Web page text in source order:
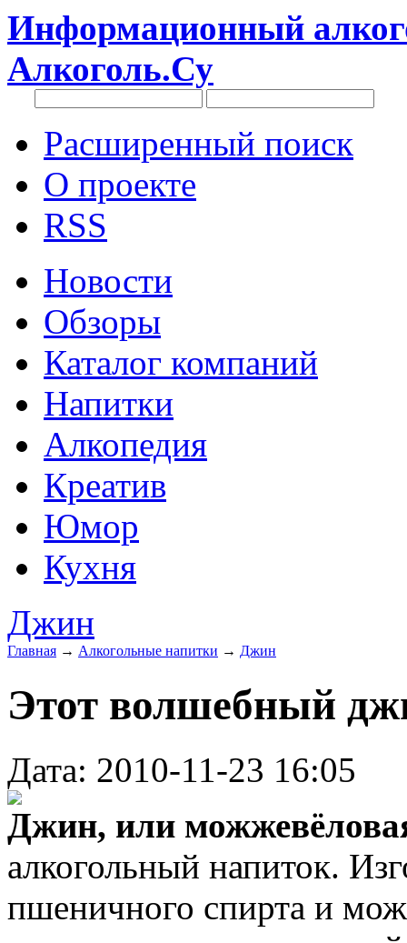
Информационный
Алкоголь.Су
Расширенный поиск
О проекте
RSS
Новости
Обзоры
Каталог компаний
Напитки
Алкопедия
Креатив
Юмор
Кухня
Джин
Главная → Алкогольные напитки → Джин
Этот волшебный
Дата: 2010-11-23 16:05
Джин, или
алкогольный напиток.
пшеничного спирта и